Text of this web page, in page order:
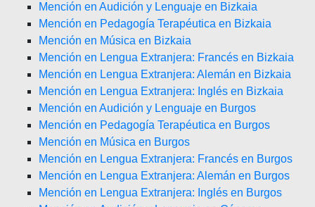
Mención en Audición y Lenguaje en Bizkaia
Mención en Pedagogía Terapéutica en Bizkaia
Mención en Música en Bizkaia
Mención en Lengua Extranjera: Francés en Bizkaia
Mención en Lengua Extranjera: Alemán en Bizkaia
Mención en Lengua Extranjera: Inglés en Bizkaia
Mención en Audición y Lenguaje en Burgos
Mención en Pedagogía Terapéutica en Burgos
Mención en Música en Burgos
Mención en Lengua Extranjera: Francés en Burgos
Mención en Lengua Extranjera: Alemán en Burgos
Mención en Lengua Extranjera: Inglés en Burgos